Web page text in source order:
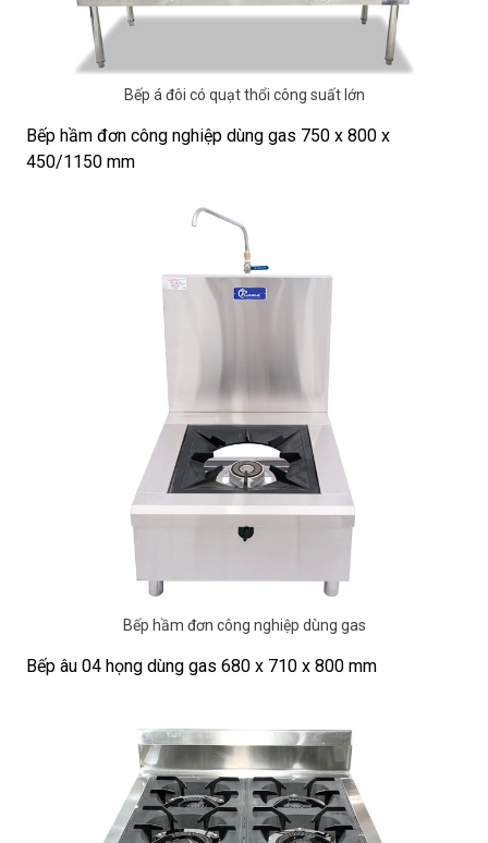
Bếp á đôi có quạt thổi công suất lớn
Bếp hầm đơn công nghiệp dùng gas 750 x 800 x
450/1150 mm
Bếp hầm đơn công nghiệp dùng gas
Bếp âu 04 họng dùng gas 680 x 710 x 800 mm